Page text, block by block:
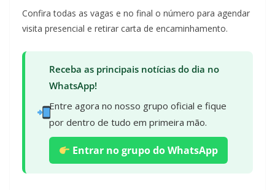
Confira todas as vagas e no final o número para agendar
visita presencial e retirar carta de encaminhamento.
Receba as principais notícias do dia no
WhatsApp!
Entre agora no nosso grupo oficial e fique
por dentro de tudo em primeira mão.
Entrar no grupo do WhatsApp